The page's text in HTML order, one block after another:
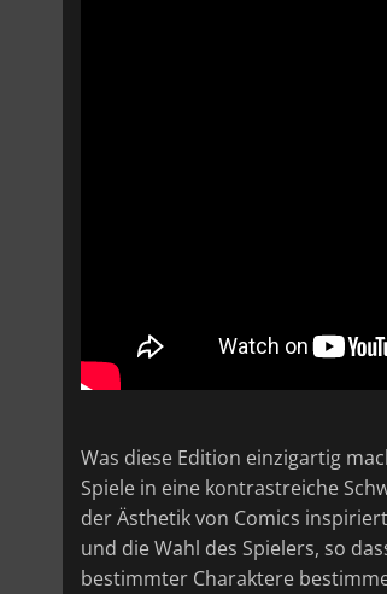
Was diese Edition einzigartig
Spiele in eine kontrastreiche
der Ästhetik von Comics
und die Wahl des Spielers, so
bestimmter Charaktere